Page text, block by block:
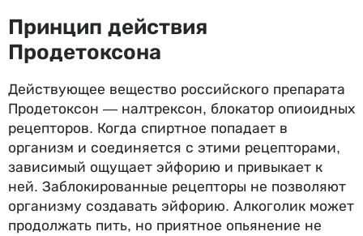
Принцип действия
Продетоксона
Действующее вещество российского препарата
Продетоксон — налтрексон, блокатор опиоидных
рецепторов. Когда спиртное попадает в
организм и соединяется с этими рецепторами,
зависимый ощущает эйфорию и привыкает к
ней. Заблокированные рецепторы не позволяют
организму создавать эйфорию. Алкоголик может
продолжать пить, но приятное опьянение не